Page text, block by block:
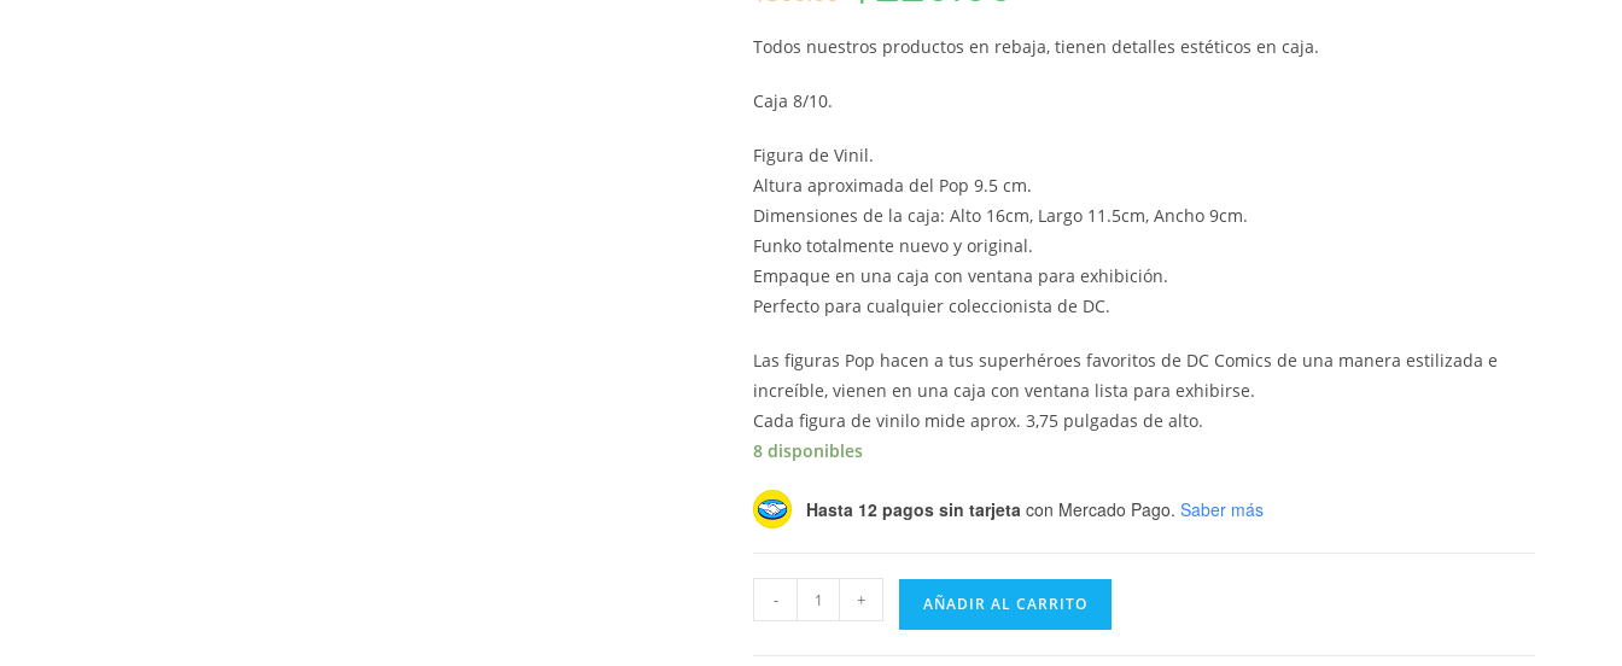
$300.00. $220.00.
Todos nuestros productos en rebaja, tienen detalles estéticos en caja.
Caja 8/10.
Figura de Vinil.
Altura aproximada del Pop 9.5 cm.
Dimensiones de la caja: Alto 16cm, Largo 11.5cm, Ancho 9cm.
Funko totalmente nuevo y original.
Empaque en una caja con ventana para exhibición.
Perfecto para cualquier coleccionista de DC.
Las figuras Pop hacen a tus superhéroes favoritos de DC Comics de una manera estilizada e
increíble, vienen en una caja con ventana lista para exhibirse.
Cada figura de vinilo mide aprox. 3,75 pulgadas de alto.
8 disponibles
Hasta 12 pagos sin tarjeta con Mercado Pago. Saber más
Pop
- + AÑADIR AL CARRITO